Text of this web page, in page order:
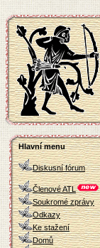
Hlavní menu
Diskusní fórum
Členové ATL
Soukromé zprávy
Odkazy
Ke stažení
Domů